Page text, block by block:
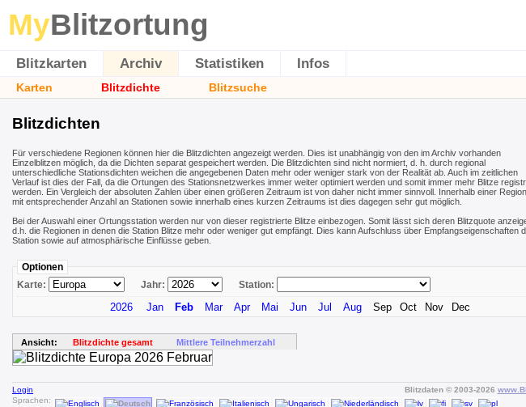
MyBlitzortung
Blitzkarten Archiv Statistiken Infos
Karten Blitzdichte Blitzsuche
Blitzdichten
Für verschiedene Regionen können hier die Blitzdichten angezeigt werden. Dies ist unabhängig von den im Archiv vorhanden
Einzelblitzen möglich, da die Dichten separat gespeichert werden. Die Blitzdichten sind nicht normiert, d. h. durch regional
unterschiedliche Stationsdichten weichen die angegebenen Daten mehr oder weniger stark von der Realität ab. Auch im zeitlichen
Verlauf ist dies der Fall, da die Ortungen des Stationsnetzwerkes immer weiter optimiert werden und somit immer mehr Blitze
werden. Ein Vergleich der absoluten Zahlen über einen größeren Zeitraum ist von daher nicht immer sinnvoll. Innerhalb einer Region
mit entsprechender Anzahl an Stationen sowie innerhalb eines kurzen Zeitraums ist dies dagegen sehr gut möglich.
Bei der Auswahl einer Ortungsstation werden nur von dieser registrierte Blitze einbezogen. Somit lässt sich deren Blitzquote
d.h. die Regionen in denen die Station Blitze mehr oder weniger gut empfängt. Dies kann Aufschluss über Empfangseigenschaften
Station sowie auf atmosphärische Einflüsse geben.
Optionen
Karte:
Jahr: Station:
2026 Jan Feb Mar Apr Mai Jun Jul Aug Sep Oct Nov Dec
Ansicht: Blitzdichte gesamt Mittlere Teilnehmerzahl
Login
Sprachen:
Blitzdaten © 2003-2026